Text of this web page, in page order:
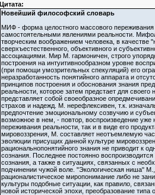
Цитата:
Новейший философский словарь
МИФ - форма целостного массового переживания
самостоятельными явлениями реальности.
творческим воображением человека, в
сверхъестественного, объективного и
ассоциациями. Мир М. гармоничен, строго
построения на интуитивнообразном уровне
(при помощи умозрительных спекуляций) его
неразработанность понятийного аппарата и
принципов построения и обоснования знания
реальности, которое затем предстает для
представляет собой своеобразное
страхов и надежд. М. нерефлексивен, т.к.
предпочтение эмоциональному созвучию и
возможное в нем, - повтор, воспроизведение уже
переживания реальности, так и в виде его
мировоззрения, М. составляет неотъемлемую
эволюции присущих данной культуре
рациональнопонятийного знания не приводит к
сознания. Последнее постоянно
сознания, а также в ситуациях, связанных с
подчинении чужой воле. "Экологическая ниша"
рационалистическое миропонимание либо не
культуры подобные ситуации, как правило,
новой исторической эпохи, преобразование